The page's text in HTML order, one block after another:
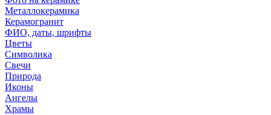
Металлокерамика
Керамогранит
ФИО, даты, шрифты
Цветы
Символика
Свечи
Природа
Иконы
Ангелы
Храмы